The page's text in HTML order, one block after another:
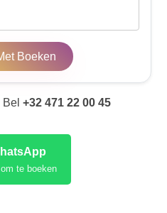
Boeken
+32 471 22 00 45
te boeken